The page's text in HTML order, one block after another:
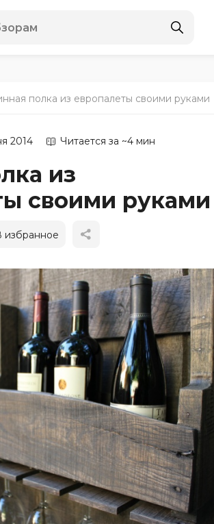
полка из европалеты своими руками
2014 Читается за ~4 мин
из
своими руками
избранное